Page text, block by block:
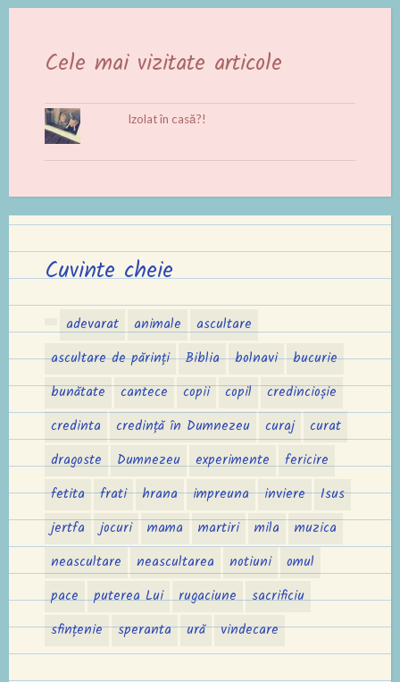
Cele mai vizitate articole
Izolat în casă?!
Cuvinte cheie
adevarat animale
ascultare
ascultare de părinți
Biblia bolnavi
bucurie
bunătate
cantece copii copil
credincioșie
credinta
credință în Dumnezeu curaj
curat
dragoste
Dumnezeu experimente
fericire
fetita
frati hrana impreuna inviere
Isus
jertfa
jocuri mama martiri mila
muzica
neascultare
neascultarea notiuni
omul
pace
puterea Lui rugaciune
sacrificiu
sfințenie
speranta ură vindecare